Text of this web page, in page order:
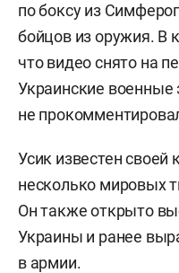
по боксу из
бойцов из оружия. В
что видео снято на
Украинские военные
не
Усик известен своей
несколько мировых
Он также открыто
Украины и ранее
в армии.